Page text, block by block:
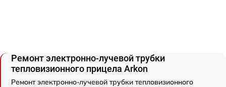
Ремонт электронно-лучевой трубки
тепловизионного прицела Arkon
Ремонт электронно-лучевой трубки тепловизионного